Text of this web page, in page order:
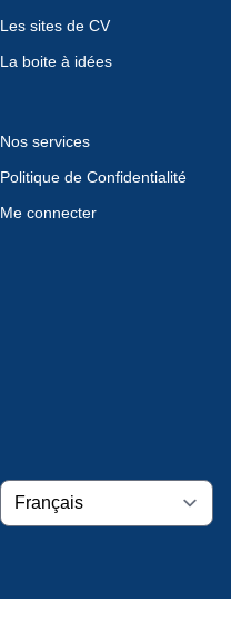
Les sites de CV
La boite à idées
Nos services
Politique de Confidentialité
Me connecter